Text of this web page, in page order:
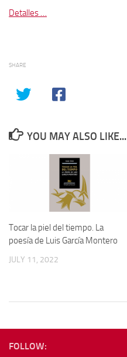
Detalles …
SHARE
YOU MAY ALSO LIKE...
Tocar la piel del tiempo. La
poesía de Luis García Montero
JULY 11, 2022
FOLLOW: